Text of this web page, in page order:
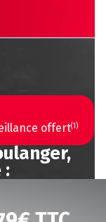
offert(1)
: